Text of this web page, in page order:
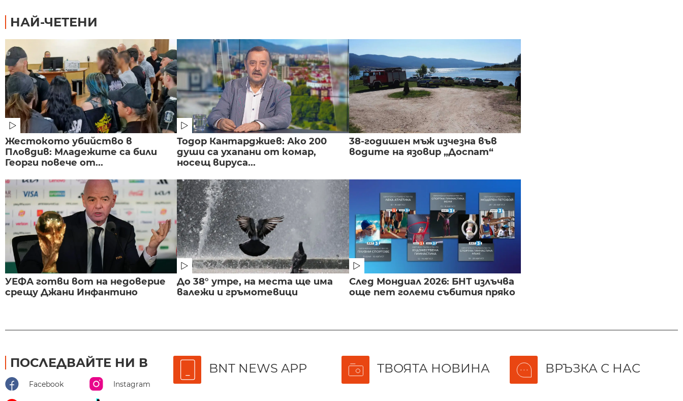
НАЙ-ЧЕТЕНИ
Жестокото убийство в
Пловдив: Младежите са били
Георги повече от...
Тодор Кантарджиев: Ако 200
души са ухапани от комар,
носещ вируса...
38-годишен мъж изчезна във
водите на язовир „Доспат“
УЕФА готви вот на недоверие
срещу Джани Инфантино
До 38° утре, на места ще има
валежи и гръмотевици
След Мондиал 2026: БНТ излъчва
още пет големи събития пряко
ПОСЛЕДВАЙТЕ НИ В
Facebook Instagram
BNT NEWS APP ТВОЯТА НОВИНА ВРЪЗКА С НАС